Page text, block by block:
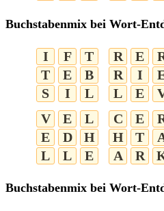
Buchstabenmix bei Wort-
I F
T
T
E
B
S
I L
R E
R
I
L
E
V
E
L
E
D
H
L
L E
C E
H
T
A
R
Buchstabenmix bei Wort-